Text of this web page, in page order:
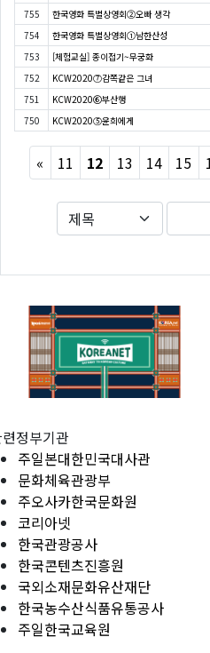
755
한국영화 특별상영회②오빠 생각
754
한국영화 특별상영회①남한산성
753
[체험교실] 종이접기~무궁화
752
KCW2020⑦감쪽같은 그녀
751
KCW2020⑥부산행
750
KCW2020⑤윤희에게
« Previous
11 12 13 14 15
정부기관
주일본대한민국대사관
문화체육관광부
주오사카한국문화원
코리아넷
한국관광공사
한국콘텐츠진흥원
국외소재문화유산재단
한국농수산식품유통공사
주일한국교육원